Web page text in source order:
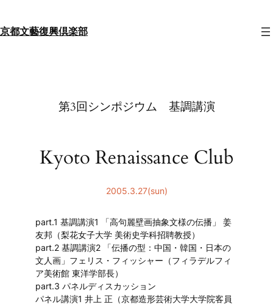
容
を
京都文藝復興倶楽部
第3回シンポジウム 基調講演
Kyoto Renaissance Club
2005.3.27(sun)
part.1 基調講演1 「高句麗壁画抽象文様の伝播」 姜
友邦（梨花女子大学 美術史学科招聘教授）
part.2 基調講演2 「伝播の型：中国・韓国・日本の
文人画」フェリス・フィッシャー（フィラデルフィ
ア美術館 東洋学部長）
part.3 パネルディスカッション
パネル講演1 井上 正（京都造形芸術大学大学院客員